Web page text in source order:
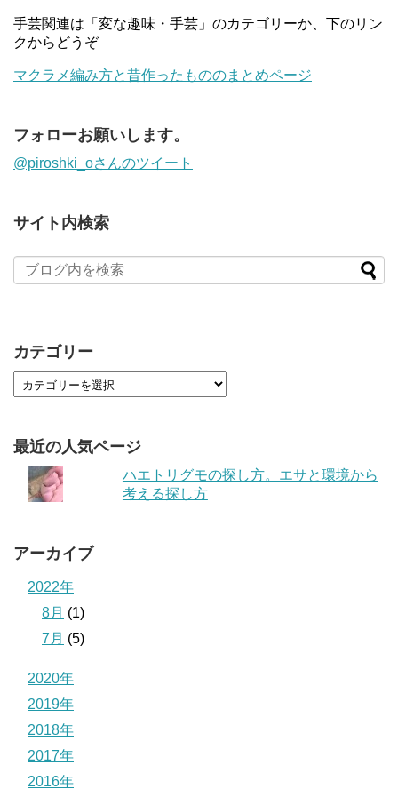
手芸関連は「変な趣味・手芸」のカテゴリーか、下のリン
クからどうぞ
マクラメ編み方と昔作ったもののまとめページ
フォローお願いします。
@piroshki_oさんのツイート
サイト内検索
カテゴリー
最近の人気ページ
ハエトリグモの探し方。エサと環境から
考える探し方
アーカイブ
2022年
8月 (1)
7月 (5)
2020年
2019年
2018年
2017年
2016年